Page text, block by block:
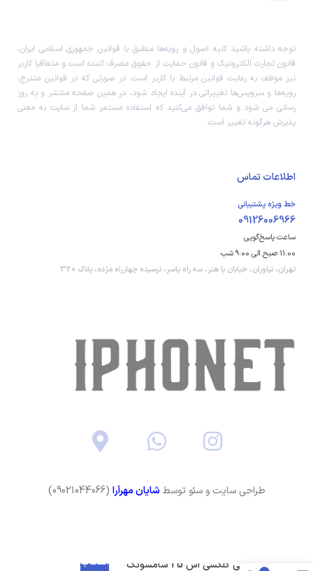
توجه داشته باشید کلیه اصول و رویه‏‌ها منطبق با قوانین جمهوری اسلامی ایران،
قانون تجارت الکترونیک و قانون حمایت از حقوق مصرف کننده است و متعاقبا کاربر
نیز موظف به رعایت قوانین مرتبط با کاربر است. در صورتی که در قوانین مندرج،
رویه‏‌ها و سرویس‏‌ها تغییراتی در آینده ایجاد شود، در همین صفحه منتشر و به روز
رسانی می شود و شما توافق می‏‌کنید که استفاده مستمر شما از سایت به معنی
پذیرش هرگونه تغییر است.
اطلاعات تماس
خط ویژه پشتیبانی
09126006966
ساعت پاسخ‌گویی
11:00 صبح الی 9:00 شب
تهران، نیاوران، خیابان با هنر، سه راه یاسر، نرسیده چهارراه مژده، پلاک 320
طراحی سایت و سئو توسط شایان مهرآرا (09021044066)
گوشی گلکسی اس 25 سامسونگ
انتخاب